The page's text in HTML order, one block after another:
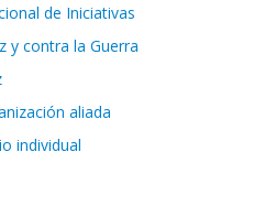
de Iniciativas
y contra la Guerra
aliada
individual